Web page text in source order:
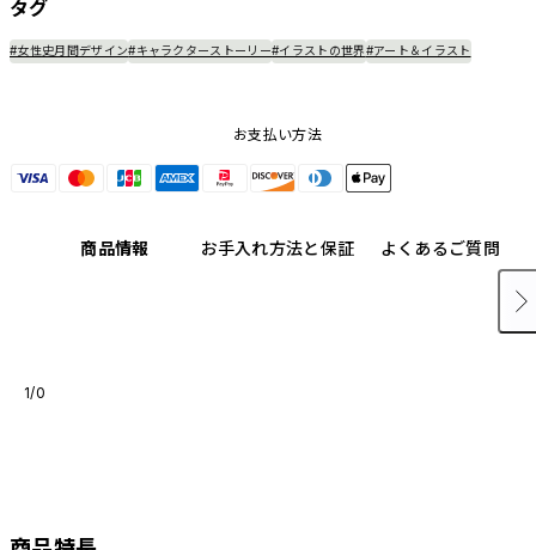
タグ
#女性史月間デザイン#キャラクターストーリー#イラストの世界#アート＆イラスト
お支払い方法
商品情報 お手入れ方法と保証 よくあるご質問
1/0